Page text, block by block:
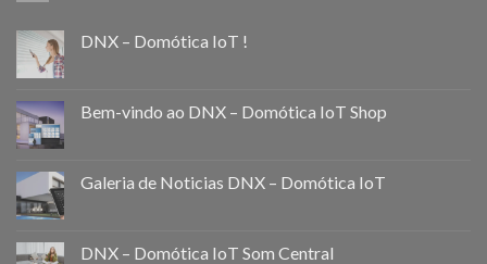
DNX – Domótica IoT !
Bem-vindo ao DNX – Domótica IoT Shop
Galeria de Noticias DNX – Domótica IoT
DNX – Domótica IoT Som Central